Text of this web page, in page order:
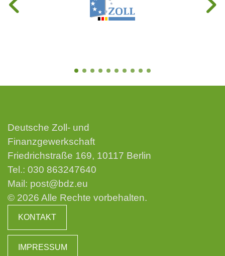
Deutsche Zoll- und
Finanzgewerkschaft
Friedrichstraße 169, 10117 Berlin
Tel.: 030 863247640
Mail: post@bdz.eu
© 2026 Alle Rechte vorbehalten.
KONTAKT
IMPRESSUM